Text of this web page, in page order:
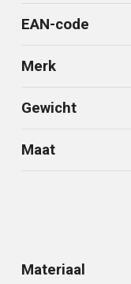
EAN-code
Merk
Gewicht
Maat
Materiaal